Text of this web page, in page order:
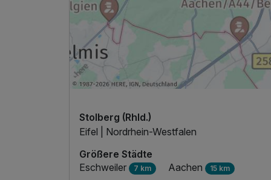
Stolberg (Rhld.)
Eifel | Nordrhein-Westfalen
Größere Städte
Eschweiler 7 km Aachen 15 km